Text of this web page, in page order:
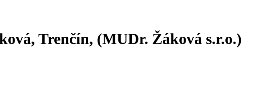
Trenčín, (MUDr. Žáková s.r.o.)